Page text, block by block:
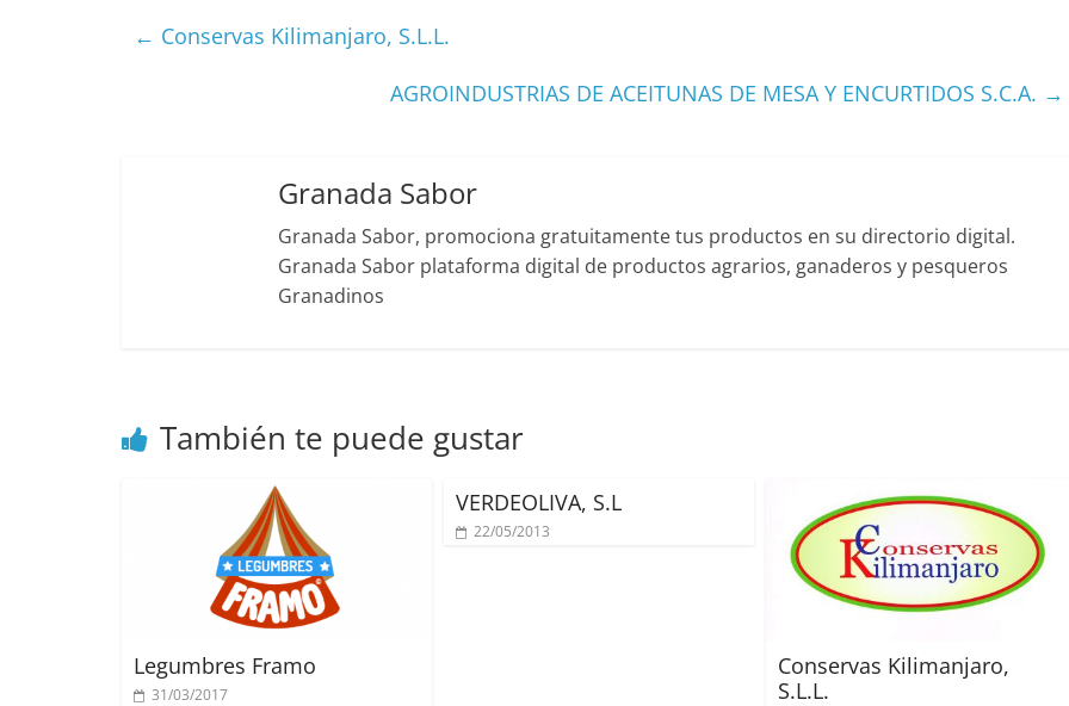
← Conservas Kilimanjaro, S.L.L.
AGROINDUSTRIAS DE ACEITUNAS DE MESA Y ENCURTIDOS S.C.A. →
Granada Sabor
Granada Sabor, promociona gratuitamente tus productos en su directorio digital.
Granada Sabor plataforma digital de productos agrarios, ganaderos y pesqueros
Granadinos
También te puede gustar
Legumbres Framo
31/03/2017
VERDEOLIVA, S.L
22/05/2013
Conservas Kilimanjaro,
S.L.L.